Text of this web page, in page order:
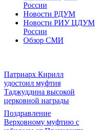
России
Новости РДУМ
Новости РИУ ЦДУМ
России
Обзор СМИ
Патриарх Кирилл
удостоил муфтия
Таджуддина высокой
церковной награды
Поздравление
Верховному муфтию с